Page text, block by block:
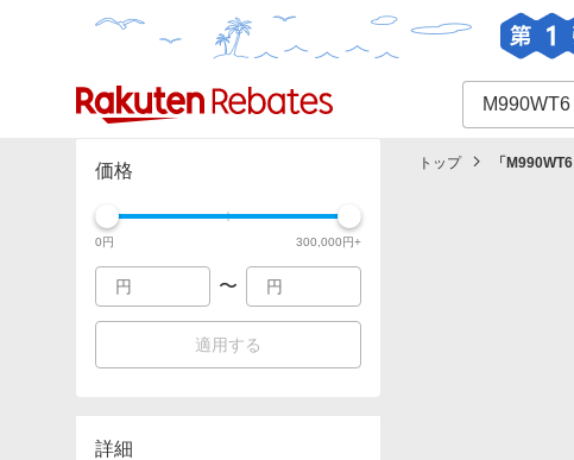
カテゴリー一覧 イベント一覧
価格
0円 300,000円+
〜
適用する
詳細
トップ 「 M990WT6